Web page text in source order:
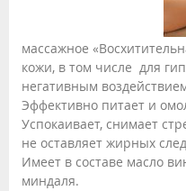
массажное
кожи, в том числе для
негативным
Эффективно питает и
Успокаивает, снимает
не оставляет жирных
Имеет в составе масло
миндаля.